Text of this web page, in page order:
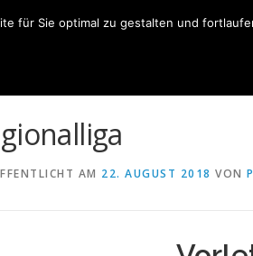
AM 22. AUGUST 2018 VON
für Sie optimal zu gestalten und